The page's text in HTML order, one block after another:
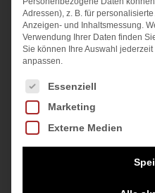
PURE AERO
BURN
Adressen), z. B. für
Anzeigen- und Inhaltsmessung.
Verwendung Ihrer Daten finden
Sie können Ihre Auswahl jederzeit
anpassen.
Es folgt eine Liste der
Essenziell
Marketing
Externe Medien